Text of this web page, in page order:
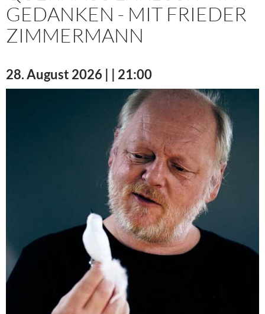
GEDANKEN - MIT FRIEDER
ZIMMERMANN
28. August 2026 | | 21:00